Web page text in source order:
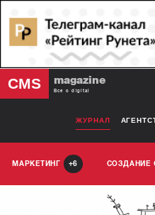
CMS magazine
Все о digital
ЖУРНАЛ
МАРКЕТИНГ 6 СОЗДАНИЕ